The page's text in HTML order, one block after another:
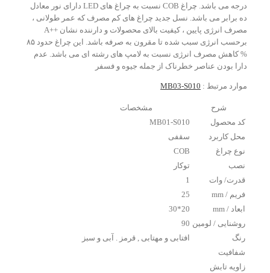
درجه می باشد. چراغ COB نسبت به چراغ های LED دارای نور معادل
ده برابر می باشد. نسل جدید چراغ های کم مصرف که عمر طولانی ،
مصرف انرژی پایین ، کیفیت بالای محصولات و دارننده نشان ++A
برحسب انرژی سبب شده تا مقرون به صرفه باشد. این چراغ حدود ۸۵
% کاهش مصرف انرژی نسبت به لامپ های رشته ای می باشد. عدم
دارا بودن عناصر خطرناک از جمله جیوه و فسفر
موارد مرتبط : MB03-S010
شرح
مشخصات
کد محصول
MB01-S010
محل کاربرد
سقفی
نوع چراغ
COB
نصب
توکار
قدرت/ وات
1
فریم / mm
25
ابعاد / mm
20*30
روشنایی / لومین 90
رنگ
افتابی و مهتابی , قرمز . آبی و سبز
شفافیت
زاویه تابش